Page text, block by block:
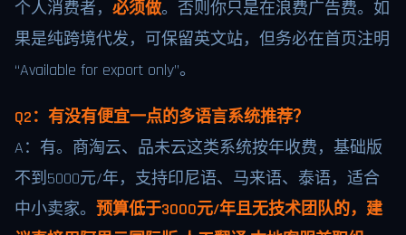
个人消费者， 必须做。否则你只是在浪费广告费。如
果是纯跨境代发，可保留英文站，但务必在首页注明
“Available for export only”。
Q2：有没有便宜一点的多语言系统推荐？
A：有。商淘云、品未云这类系统按年收费，基础版
不到5000元/年，支持印尼语、马来语、泰语，适合
中小卖家。 预算低于3000元/年且无技术团队的，建